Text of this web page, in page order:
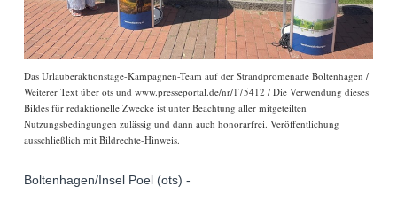
Das Urlauberaktionstage-Kampagnen-Team auf der Strandpromenade Boltenhagen /
Weiterer Text über ots und www.presseportal.de/nr/175412 / Die Verwendung dieses
Bildes für redaktionelle Zwecke ist unter Beachtung aller mitgeteilten
Nutzungsbedingungen zulässig und dann auch honorarfrei. Veröffentlichung
ausschließlich mit Bildrechte-Hinweis.
Boltenhagen/Insel Poel (ots) -